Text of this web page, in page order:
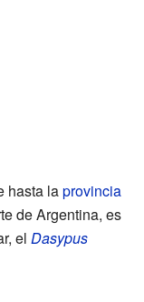
hasta laprovincia
de Argentina, es
el Dasypus